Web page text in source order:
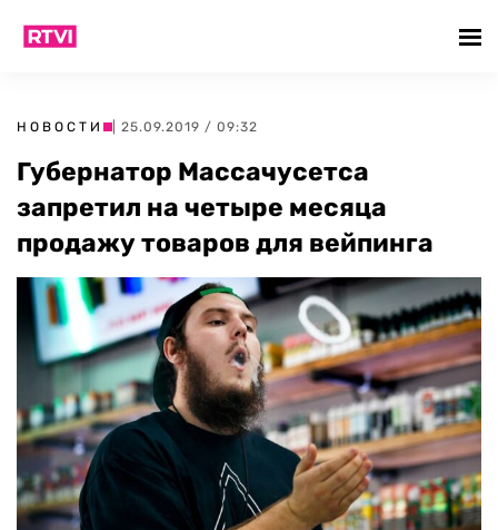
НОВОСТИ | 25.09.2019 / 09:32
Губернатор Массачусетса
запретил на четыре месяца
продажу товаров для вейпинга